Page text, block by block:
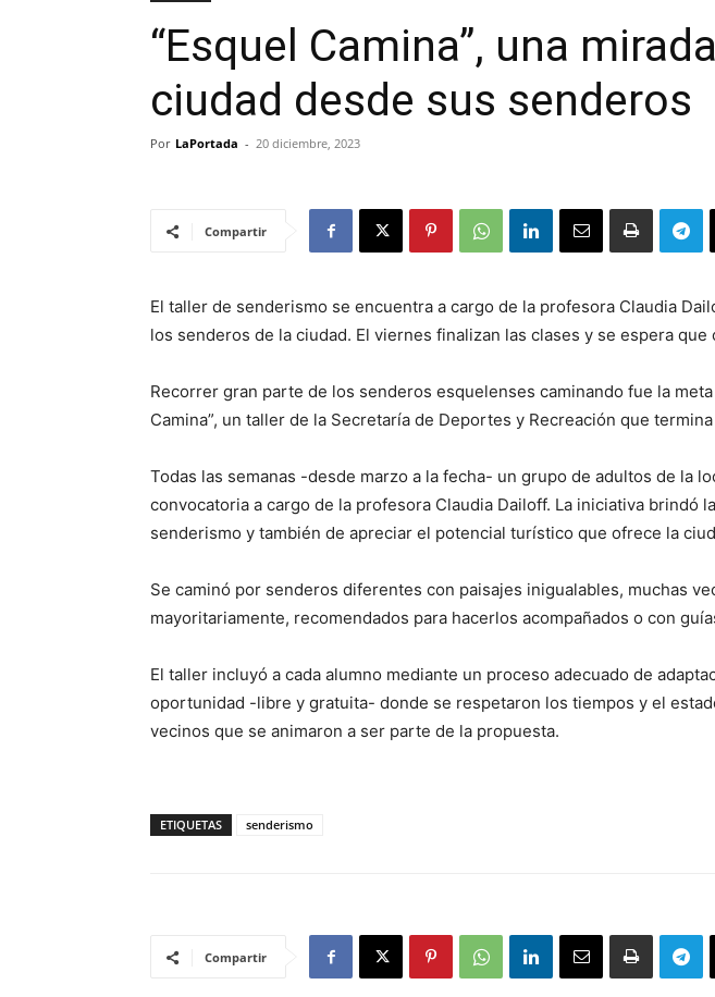
“Esquel Camina”, una
ciudad desde sus senderos
Por LaPortada - 20 diciembre, 2023
Compartir
El taller de senderismo se encuentra a cargo de la profesora Claudia
los senderos de la ciudad. El viernes finalizan las clases y se espera
Recorrer gran parte de los senderos esquelenses caminando fue la meta
Camina”, un taller de la Secretaría de Deportes y Recreación que
Todas las semanas -desde marzo a la fecha- un grupo de adultos de la
convocatoria a cargo de la profesora Claudia Dailoff. La iniciativa brindó
senderismo y también de apreciar el potencial turístico que ofrece la
Se caminó por senderos diferentes con paisajes inigualables, muchas
mayoritariamente, recomendados para hacerlos acompañados o con
El taller incluyó a cada alumno mediante un proceso adecuado de
oportunidad -libre y gratuita- donde se respetaron los tiempos y el
vecinos que se animaron a ser parte de la propuesta.
ETIQUETAS senderismo
Compartir